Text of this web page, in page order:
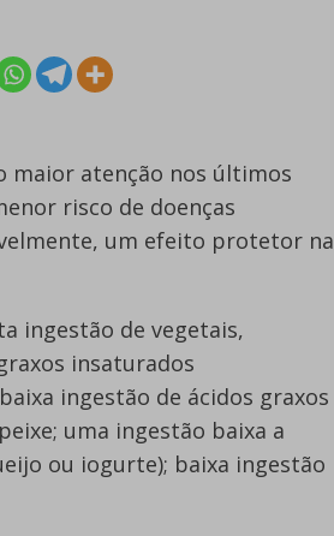
maior atenção nos últimos
risco de doenças
um efeito protetor na
ingestão de vegetais,
insaturados
ingestão de ácidos graxos
uma ingestão baixa a
ou iogurte); baixa ingestão